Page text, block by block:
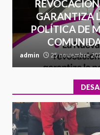
GARANTIZA
POLÍTICA DE
admin 25 noviembre